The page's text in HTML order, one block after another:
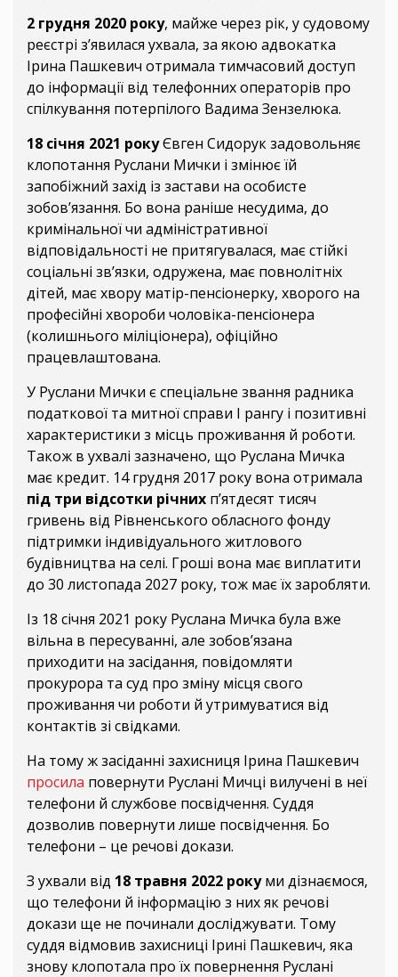
2 грудня 2020 року, майже через рік, у судовому
реєстрі з’явилася ухвала, за якою адвокатка
Ірина Пашкевич отримала тимчасовий доступ
до інформації від телефонних операторів про
спілкування потерпілого Вадима Зензелюка.
18 січня 2021 рокуЄвген Сидорук задовольняє
клопотання Руслани Мички і змінює їй
запобіжний захід із застави на особисте
зобов’язання. Бо вона раніше несудима, до
кримінальної чи адміністративної
відповідальності не притягувалася, має стійкі
соціальні зв’язки, одружена, має повнолітніх
дітей, має хвору матір-пенсіонерку, хворого на
професійні хвороби чоловіка-пенсіонера
(колишнього міліціонера), офіційно
працевлаштована.
У Руслани Мички є спеціальне звання радника
податкової та митної справи І рангу і позитивні
характеристики з місць проживання й роботи.
Також в ухвалі зазначено, що Руслана Мичка
має кредит. 14 грудня 2017 року вона отримала
під три відсотки річних п’ятдесят тисяч
гривень від Рівненського обласного фонду
підтримки індивідуального житлового
будівництва на селі. Гроші вона має виплатити
до 30 листопада 2027 року, тож має їх заробляти.
Із 18 січня 2021 року Руслана Мичка була вже
вільна в пересуванні, але зобов’язана
приходити на засідання, повідомляти
прокурора та суд про зміну місця свого
проживання чи роботи й утримуватися від
контактів зі свідками.
На тому ж засіданні захисниця Ірина Пашкевич
просила повернути Руслані Мичці вилучені в неї
телефони й службове посвідчення. Суддя
дозволив повернути лише посвідчення. Бо
телефони – це речові докази.
З ухвали від 18 травня 2022 рокуми дізнаємося,
що телефони й інформацію з них як речові
докази ще не починали досліджувати. Тому
суддя відмовив захисниці Ірині Пашкевич, яка
знову клопотала про їх повернення Руслані